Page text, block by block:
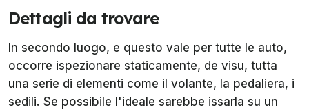
Dettagli da trovare
In secondo luogo, e questo vale per tutte le auto,
occorre ispezionare staticamente, de visu, tutta
una serie di elementi come il volante, la pedaliera, i
sedili. Se possibile l'ideale sarebbe issarla su un